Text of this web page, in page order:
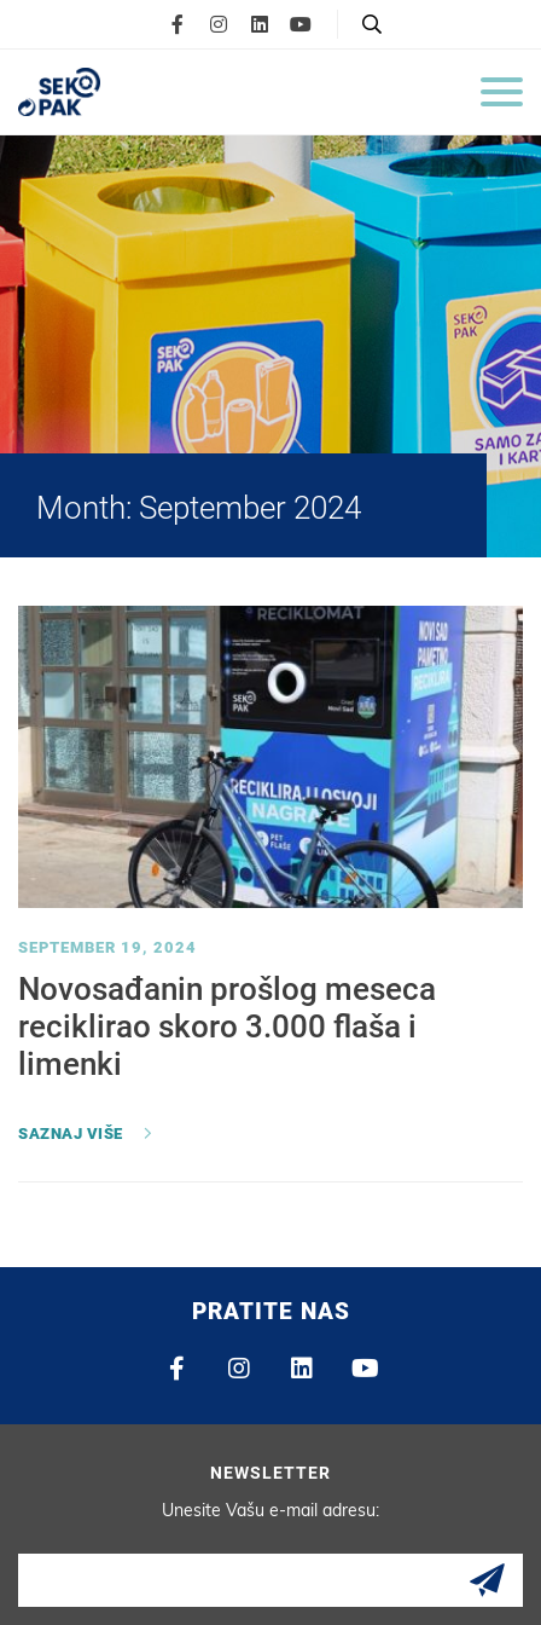
Month: September 2024
SEPTEMBER 19, 2024
Novosađanin prošlog meseca
reciklirao skoro 3.000 flaša i
limenki
SAZNAJ VIŠE
PRATITE NAS
NEWSLETTER
Unesite Vašu e-mail adresu: